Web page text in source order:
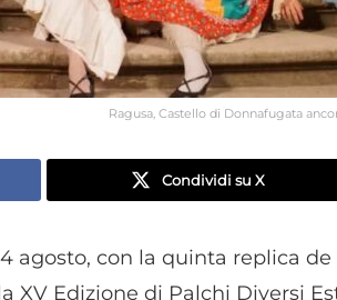
Ragusa, Castello di Donnafugata
Condividi su X
agosto, con la quinta replica
XV Edizione di Palchi Diversi